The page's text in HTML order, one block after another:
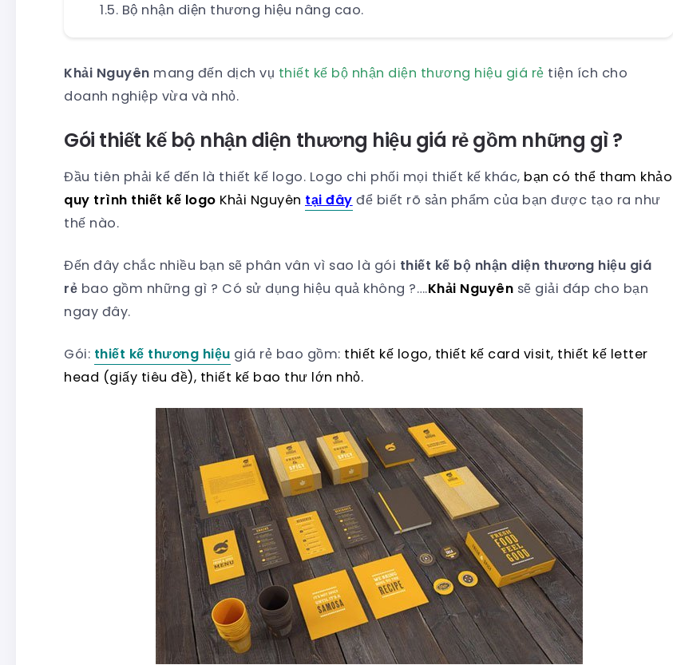
Bộ nhận diện thương hiệu nâng cao.
Khải Nguyên mang đến dịch vụ thiết kế bộ nhận diện thương hiệu giá rẻ tiện ích cho
doanh nghiệp vừa và nhỏ.
Gói thiết kế bộ nhận diện thương hiệu giá rẻ gồm những gì ?
Đầu tiên phải kể đến là thiết kế logo. Logo chi phối mọi thiết kế khác, bạn có thể tham khảo
quy trình thiết kế logo Khải Nguyên tại đây để biết rõ sản phẩm của bạn được tạo ra như
thế nào.
Đến đây chắc nhiều bạn sẽ phân vân vì sao là gói thiết kế bộ nhận diện thương hiệu giá
rẻ bao gồm những gì ? Có sử dụng hiệu quả không ?….Khải Nguyên sẽ giải đáp cho bạn
ngay đây.
Gói: thiết kế thương hiệu giá rẻ bao gồm: thiết kế logo, thiết kế card visit, thiết kế letter
head (giấy tiêu đề), thiết kế bao thư lớn nhỏ.